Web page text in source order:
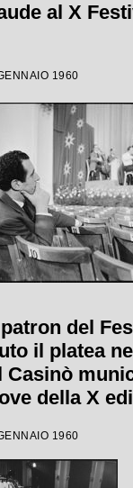
al X
1960
del
il platea
Casinò
della X
1960